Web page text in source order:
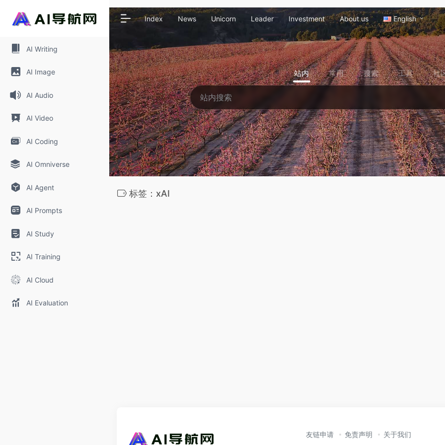
AI Writing
AI Image
AI Audio
AI Video
AI Coding
AI Omniverse
AI Agent
AI Prompts
AI Study
AI Training
AI Cloud
AI Evaluation
Index News Unicorn Leader Investment About us English
站内 常用 搜索 工具 社
标签：xAI
友链申请 免责声明 关于我们